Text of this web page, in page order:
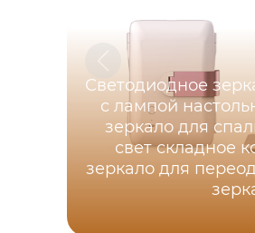
Светодиодное
с лампой
зеркало для
свет складное
зеркало для